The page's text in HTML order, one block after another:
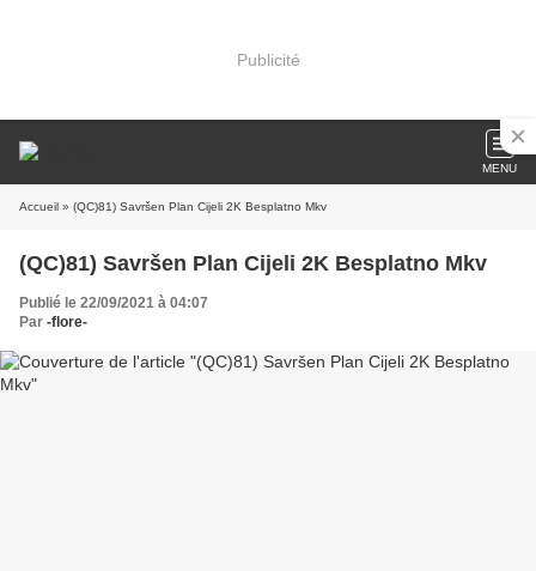
Publicité
MENU
Accueil » (QC)81) Savršen Plan Cijeli 2K Besplatno Mkv
(QC)81) Savršen Plan Cijeli 2K Besplatno Mkv
Publié le 22/09/2021 à 04:07
Par -flore-